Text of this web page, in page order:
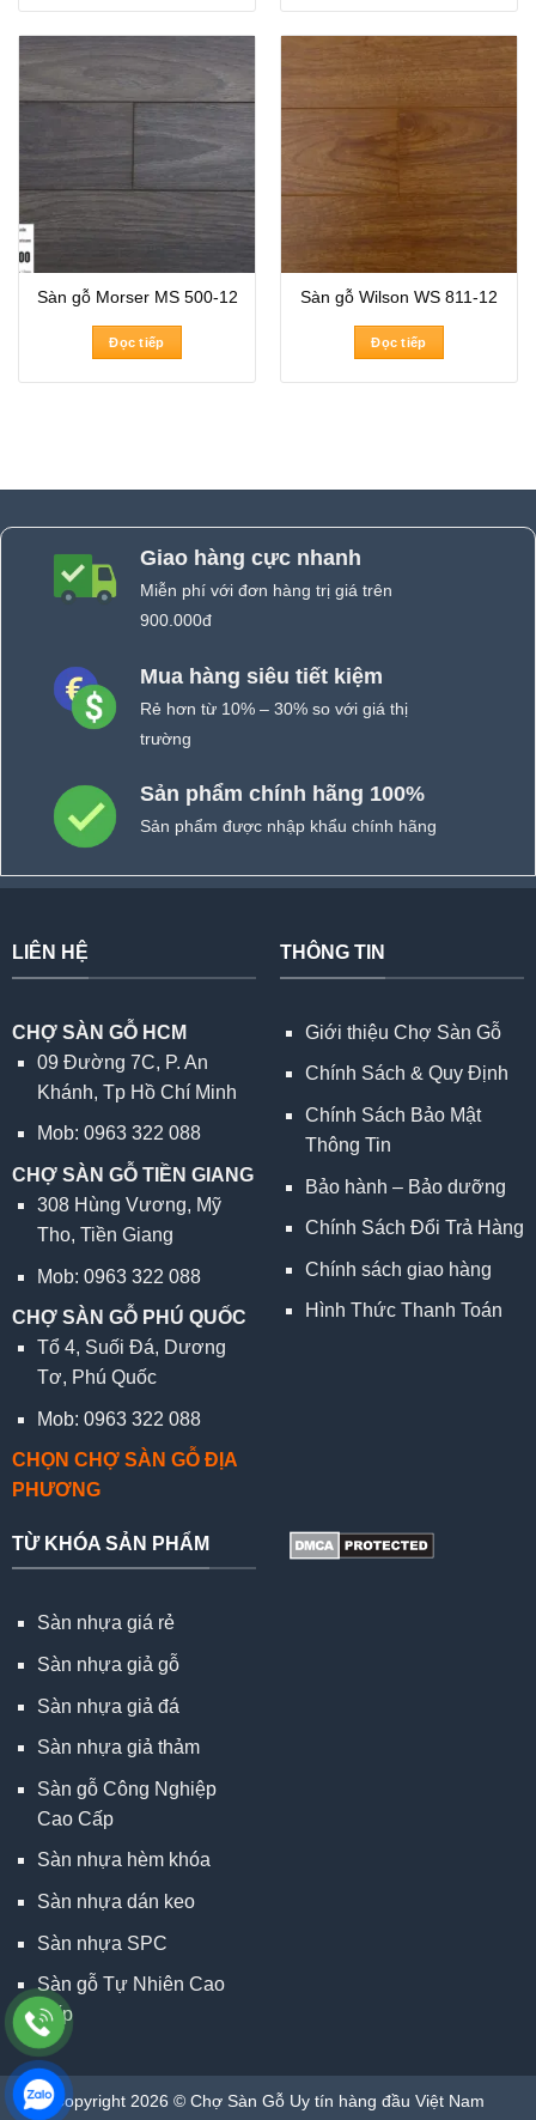
Sàn gỗ Morser MS 500-12
Đọc tiếp
Sàn gỗ Wilson WS 811-12
Đọc tiếp
Giao hàng cực nhanh
Miễn phí với đơn hàng trị giá trên
900.000đ
Mua hàng siêu tiết kiệm
Rẻ hơn từ 10% – 30% so với giá thị
trường
Sản phẩm chính hãng 100%
Sản phẩm được nhập khẩu chính hãng
LIÊN HỆ
CHỢ SÀN GỖ HCM
09 Đường 7C, P. An
Khánh, Tp Hồ Chí Minh
Mob: 0963 322 088
CHỢ SÀN GỖ TIỀN GIANG
308 Hùng Vương, Mỹ
Tho, Tiền Giang
Mob: 0963 322 088
CHỢ SÀN GỖ PHÚ QUỐC
Tổ 4, Suối Đá, Dương
Tơ, Phú Quốc
Mob: 0963 322 088
CHỌN CHỢ SÀN GỖ ĐỊA
PHƯƠNG
THÔNG TIN
Giới thiệu Chợ Sàn Gỗ
Chính Sách & Quy Định
Chính Sách Bảo Mật
Thông Tin
Bảo hành – Bảo dưỡng
Chính Sách Đổi Trả Hàng
Chính sách giao hàng
Hình Thức Thanh Toán
TỪ KHÓA SẢN PHẨM
Sàn nhựa giá rẻ
Sàn nhựa giả gỗ
Sàn nhựa giả đá
Sàn nhựa giả thảm
Sàn gỗ Công Nghiệp
Cao Cấp
Sàn nhựa hèm khóa
Sàn nhựa dán keo
Sàn nhựa SPC
Sàn gỗ Tự Nhiên Cao
Cấp
Copyright 2026 © Chợ Sàn Gỗ Uy tín hàng đầu Việt Nam